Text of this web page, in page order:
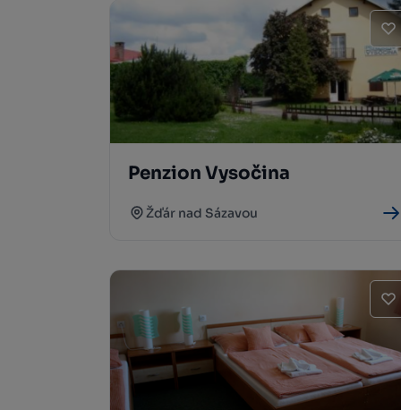
Penzion Vysočina
Žďár nad Sázavou